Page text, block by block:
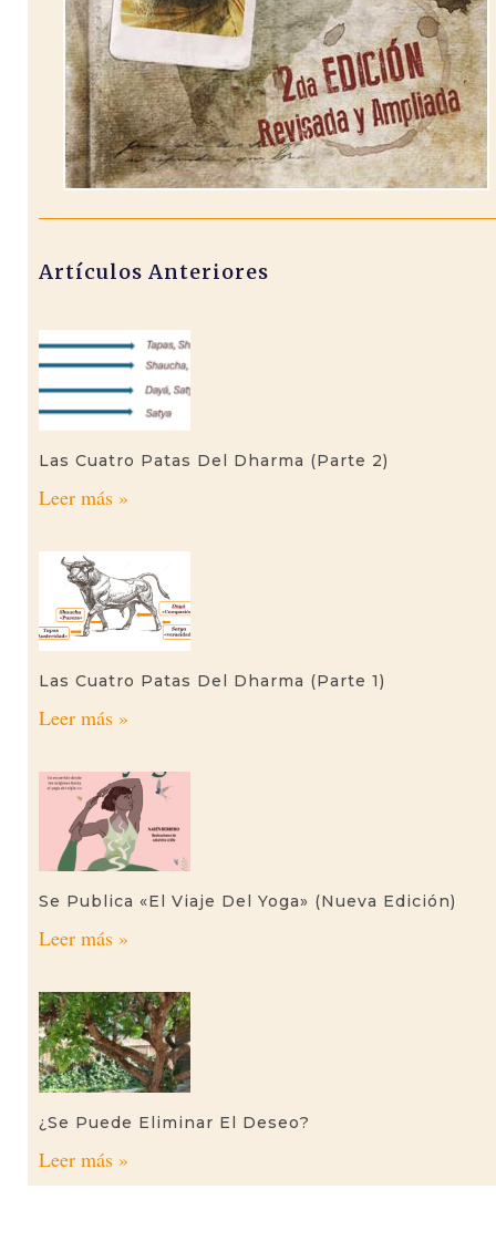
Artículos Anteriores
Las Cuatro Patas Del Dharma (parte 2)
Leer más »
Las Cuatro Patas Del Dharma (parte 1)
Leer más »
Se Publica «El Viaje Del Yoga» (nueva Edición)
Leer más »
¿Se Puede Eliminar El Deseo?
Leer más »